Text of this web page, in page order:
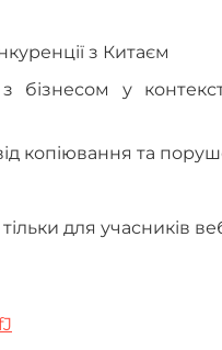
з Китаєм
у
копіювання та
для учасників